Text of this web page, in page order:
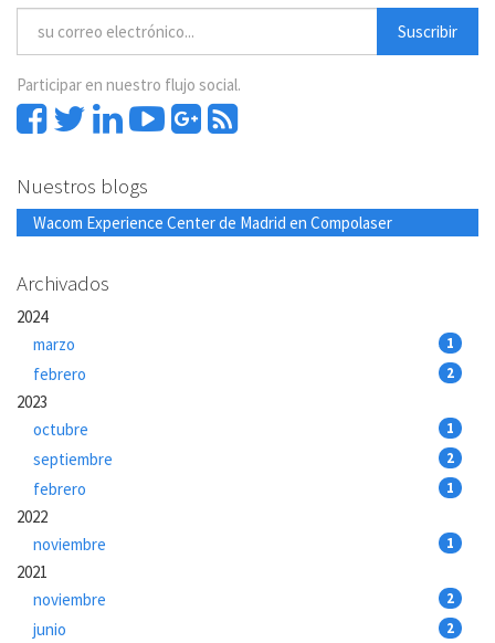
Suscribir
Participar en nuestro flujo social.
Nuestros blogs
Wacom Experience Center de Madrid en Compolaser
Archivados
2024
marzo
1
febrero 2
2023
octubre
1
septiembre 2
febrero 1
2022
noviembre
1
2021
noviembre
2
junio 2